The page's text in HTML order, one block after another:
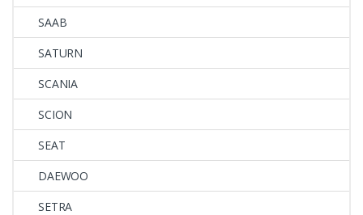
SAAB
SATURN
SCANIA
SCION
SEAT
DAEWOO
SETRA